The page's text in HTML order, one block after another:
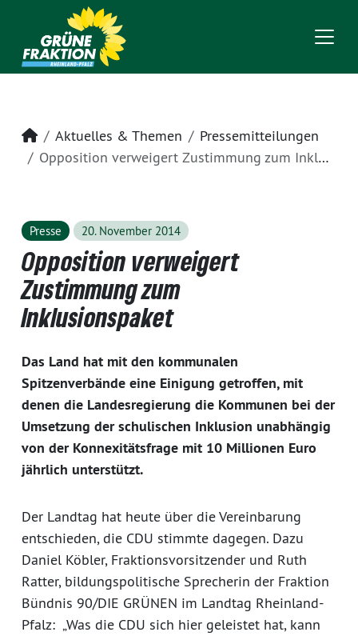
Startseite
Aktuelles & Themen
Pressemitteilungen
Opposition verweigert Zustimmung zum Inklusionspaket
Presse 20. November 2014
Opposition verweigert
Zustimmung zum
Inklusionspaket
Das Land hat mit den kommunalen
Spitzenverbände eine Einigung getroffen, mit
denen die Landesregierung die Kommunen bei der
Umsetzung der schulischen Inklusion unabhängig
von der Konnexitätsfrage mit 10 Millionen Euro
jährlich unterstützt.
Der Landtag hat heute über die Vereinbarung
entschieden, die CDU stimmte dagegen. Dazu
Daniel Köbler, Fraktionsvorsitzender und Ruth
Ratter, bildungspolitische Sprecherin der Fraktion
Bündnis 90/DIE GRÜNEN im Landtag Rheinland-
Pfalz: „Was die CDU sich hier geleistet hat, kann